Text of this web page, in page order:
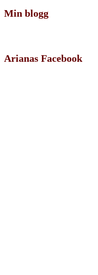
Min blogg
Arianas Facebook